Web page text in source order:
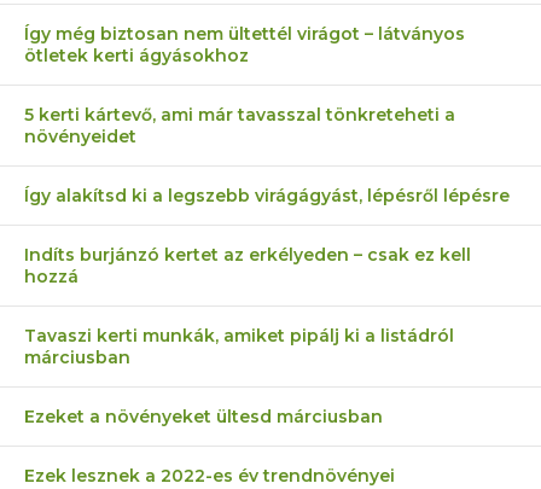
Így még biztosan nem ültettél virágot – látványos
ötletek kerti ágyásokhoz
5 kerti kártevő, ami már tavasszal tönkreteheti a
növényeidet
Így alakítsd ki a legszebb virágágyást, lépésről lépésre
Indíts burjánzó kertet az erkélyeden – csak ez kell
hozzá
Tavaszi kerti munkák, amiket pipálj ki a listádról
márciusban
Ezeket a növényeket ültesd márciusban
Ezek lesznek a 2022-es év trendnövényei